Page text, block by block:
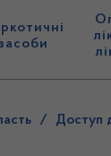
засоби
/ Доступ